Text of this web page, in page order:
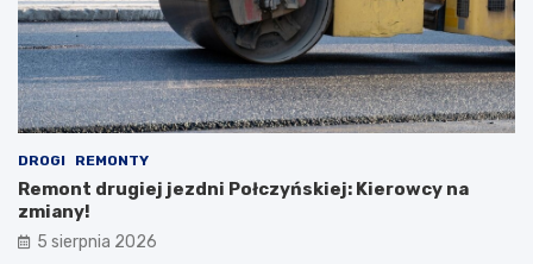
DROGI REMONTY
Remont drugiej jezdni Połczyńskiej: Kierowcy na
zmiany!
5 sierpnia 2026